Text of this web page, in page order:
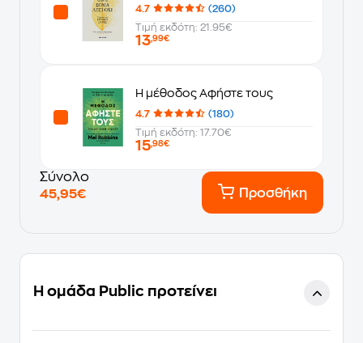
4.7
(260)
Τιμή εκδότη: 21.95€
13,99€
Η μέθοδος Αφήστε τους
4.7
(180)
Τιμή εκδότη: 17.70€
15,98€
Σύνολο
45,95€
Προσθήκη
Η ομάδα Public προτείνει